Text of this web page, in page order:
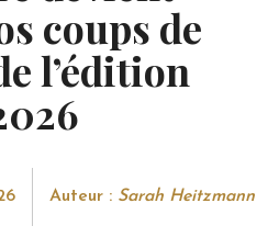
coups de
l’édition
Auteur : Sarah Heitzmann